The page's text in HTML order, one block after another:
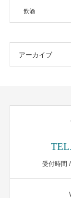
飲酒
アーカイブ
TEL.
受付時間